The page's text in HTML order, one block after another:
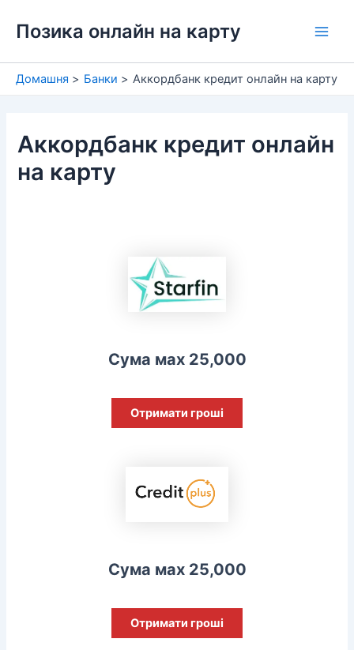
Позика онлайн на карту
Домашня Банки Аккордбанк кредит онлайн на карту
Аккордбанк кредит онлайн
на карту
Сума мах 25,000
Отримати гроші
Сума мах 25,000
Отримати гроші